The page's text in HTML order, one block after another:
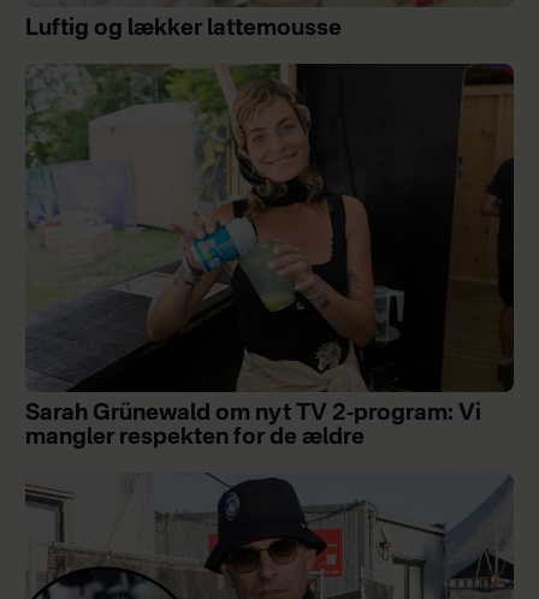
Luftig og lækker lattemousse
Sarah Grünewald om nyt TV 2-program: Vi
mangler respekten for de ældre